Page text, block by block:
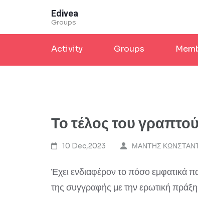
Enter)
Edivea
Groups
Activity Groups
Το τέλος του
10 Dec,2023 ΜΑΝΤΗΣ
Έχει ενδιαφέρον το πόσο εμφατικά
της συγγραφής με την ερωτική